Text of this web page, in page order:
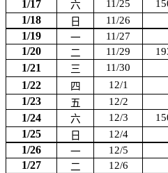
1/17 六 11/25
1/18
日 11/26
1/19 一 11/27
1/20 二 11/29
1/21 三 11/30
1/22 四 12/1
1/23
五 12/2
1/24 六 12/3
1/25
日 12/4
1/26 一 12/5
1/27 二 12/6